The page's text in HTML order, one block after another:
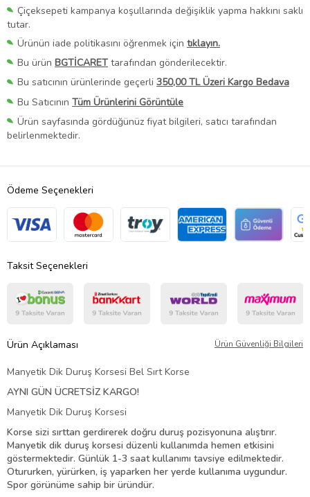
Çiçeksepeti kampanya koşullarında değişiklik yapma hakkını saklı
tutar.
Ürünün iade politikasını öğrenmek için tıklayın.
Bu ürün BGTİCARET tarafından gönderilecektir.
Bu satıcının ürünlerinde geçerli 350,00 TL Üzeri Kargo Bedava
Bu Satıcının Tüm Ürünlerini Görüntüle
Ürün sayfasında gördüğünüz fiyat bilgileri, satıcı tarafından
belirlenmektedir.
Ödeme Seçenekleri
Taksit Seçenekleri
Ürün Açıklaması Ürün Güvenliği Bilgileri
Manyetik Dik Duruş Korsesi Bel Sırt Korse
AYNI GÜN ÜCRETSİZ KARGO!
Manyetik Dik Duruş Korsesi
Korse sizi sırttan gerdirerek doğru duruş pozisyonuna alıştırır.
Manyetik dik duruş korsesi düzenli kullanımda hemen etkisini
göstermektedir. Günlük 1-3 saat kullanımı tavsiye edilmektedir.
Otururken, yürürken, iş yaparken her yerde kullanıma uygundur.
Spor görünüme sahip bir üründür.